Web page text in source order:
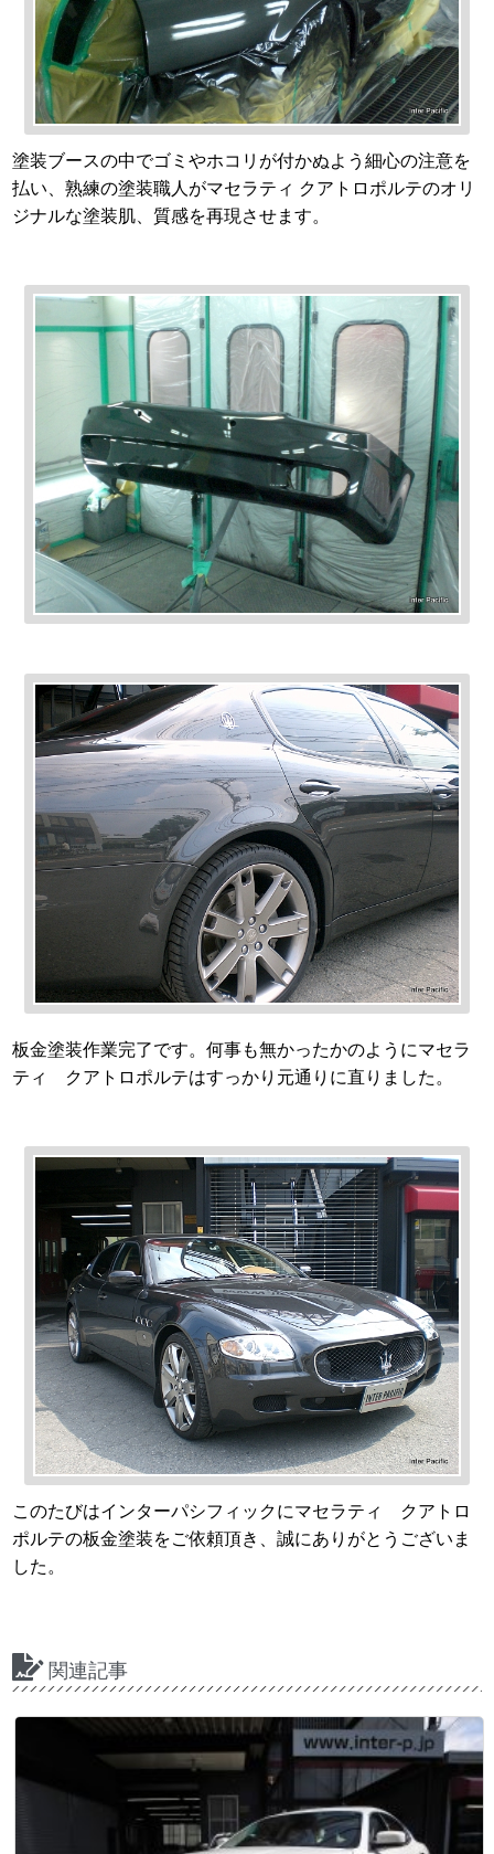
塗装ブースの中でゴミやホコリが付かぬよう細心の注意を
払い、熟練の塗装職人がマセラティ クアトロポルテのオリ
ジナルな塗装肌、質感を再現させます。
板金塗装作業完了です。何事も無かったかのようにマセラ
ティ クアトロポルテはすっかり元通りに直りました。
このたびはインターパシフィックにマセラティ クアトロ
ポルテの板金塗装をご依頼頂き、誠にありがとうございま
した。
関連記事